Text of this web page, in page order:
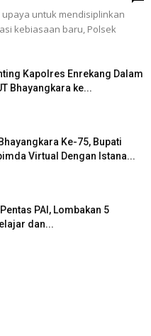
upaya untuk mendisiplinkan
kebiasaan baru, Polsek
Kapolres Enrekang Dalam
Bhayangkara ke...
Ke-75, Bupati
Virtual Dengan Istana...
PAI, Lombakan 5
dan...